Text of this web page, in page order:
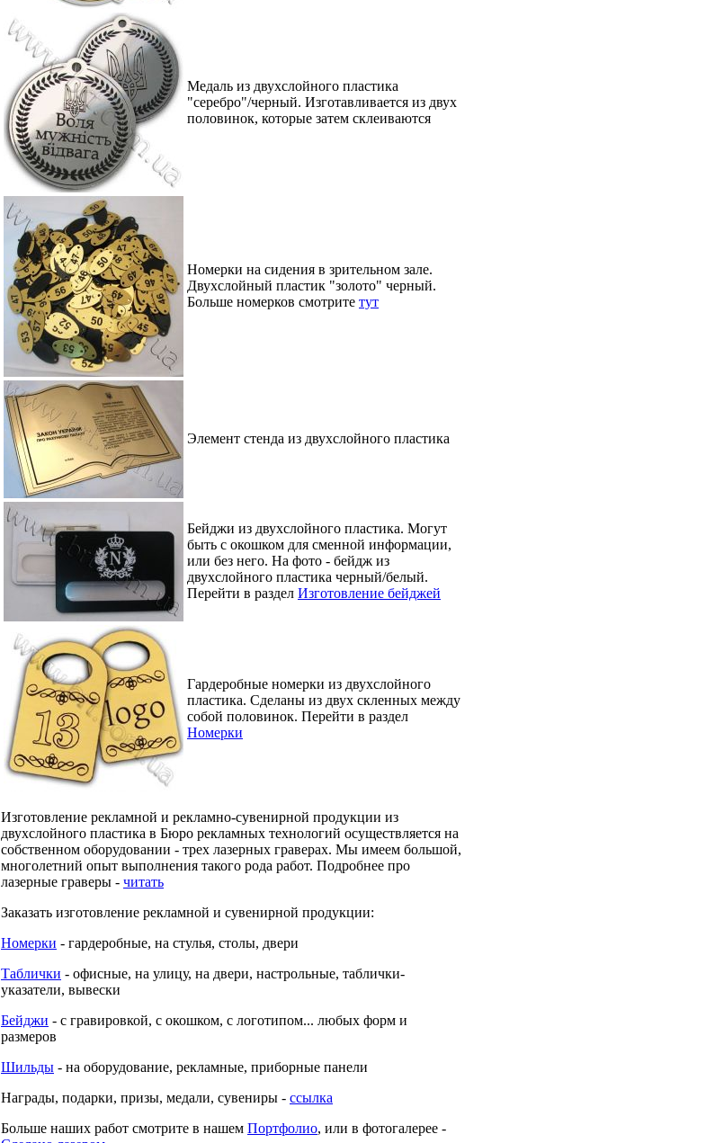
Медаль из двухслойного пластика
"серебро"/черный. Изготавливается из двух
половинок, которые затем склеиваются
Номерки на сидения в зрительном зале.
Двухслойный пластик "золото" черный.
Больше номерков смотрите тут
Элемент стенда из двухслойного пластика
Бейджи из двухслойного пластика. Могут
быть с окошком для сменной информации,
или без него. На фото - бейдж из
двухслойного пластика черный/белый.
Перейти в раздел Изготовление бейджей
Гардеробные номерки из двухслойного
пластика. Сделаны из двух скленных между
собой половинок. Перейти в раздел
Номерки
Изготовление рекламной и рекламно-сувенирной продукции из
двухслойного пластика в Бюро рекламных технологий осуществляется на
собственном оборудовании - трех лазерных граверах. Мы имеем большой,
многолетний опыт выполнения такого рода работ. Подробнее про
лазерные граверы - читать
Заказать изготовление рекламной и сувенирной продукции:
Номерки - гардеробные, на стулья, столы, двери
Таблички - офисные, на улицу, на двери, настрольные, таблички-
указатели, вывески
Бейджи - с гравировкой, с окошком, с логотипом... любых форм и
размеров
Шильды - на оборудование, рекламные, приборные панели
Награды, подарки, призы, медали, сувениры - ссылка
Больше наших работ смотрите в нашем Портфолио, или в фотогалерее -